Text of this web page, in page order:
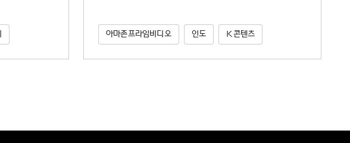
아마존프라임비디오 인도 K콘텐츠